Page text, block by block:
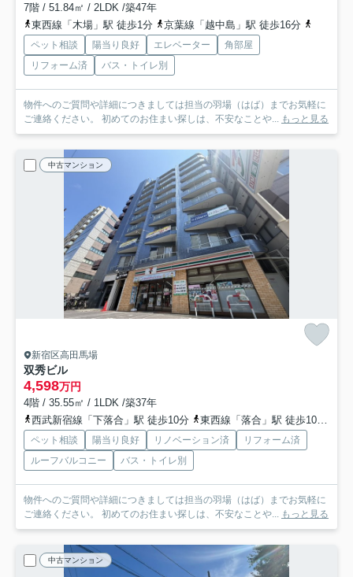
7階 / 51.84㎡ / 2LDK /築47年
東西線「木場」駅 徒歩1分
京葉線「越中島」駅 徒歩16分
ペット相談 陽当り良好 エレベーター
角部屋
リフォーム済
バス・トイレ別
物件へのご質問や詳細につきましては担当の羽場（はば）までお気軽に
ご連絡ください。 初めてのお住まい探しは、不安なことや...
もっと見る
中古マンション
新宿区高田馬場
双秀ビル
4,598万円
4階 / 35.55㎡ / 1LDK /築37年
西武新宿線「下落合」駅 徒歩10分
東西線「落合」駅 徒歩10分
ペット相談 陽当り良好 リノベーション済
リフォーム済
ルーフバルコニー
バス・トイレ別
物件へのご質問や詳細につきましては担当の羽場（はば）までお気軽に
ご連絡ください。 初めてのお住まい探しは、不安なことや...
もっと見る
中古マンション